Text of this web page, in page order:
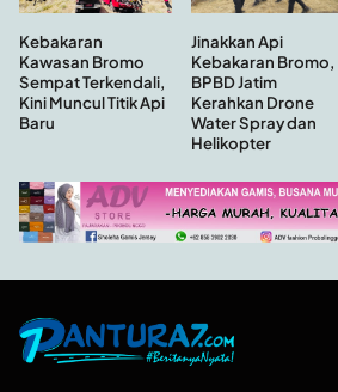
Kebakaran
Kawasan Bromo
Sempat Terkendali,
Kini Muncul Titik Api
Baru
Jinakkan Api
Kebakaran Bromo,
BPBD Jatim
Kerahkan Drone
Water Spray dan
Helikopter